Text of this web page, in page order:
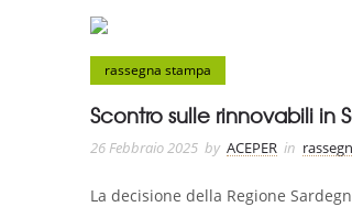
rassegna stampa
Scontro sulle rinnovabili in
26 Febbraio 2025 by ACEPER in
La decisione della Regione